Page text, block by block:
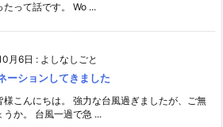
たって話です。 Wo ...
月6日 : よしなしごと
ーションしてきました
様こんにちは。 強力な台風過ぎましたが、ご無
うか。 台風一過で急 ...